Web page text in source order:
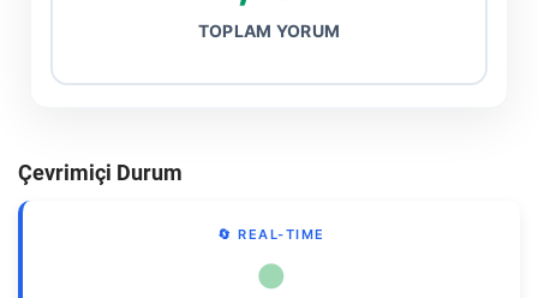
TOPLAM YORUM
Çevrimiçi Durum
🔄 REAL-TIME
●